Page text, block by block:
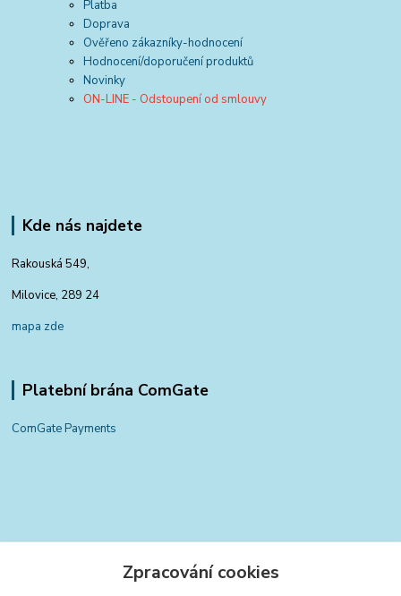
Platba
Doprava
Ověřeno zákazníky-hodnocení
Hodnocení/doporučení produktů
Novinky
ON-LINE - Odstoupení od smlouvy
Kde nás najdete
Rakouská 549,
Milovice, 289 24
mapa zde
Platební brána ComGate
ComGate Payments
Zpracování cookies